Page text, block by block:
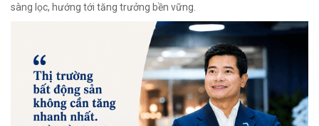
sàng lọc, hướng tới tăng trưởng bền vững.